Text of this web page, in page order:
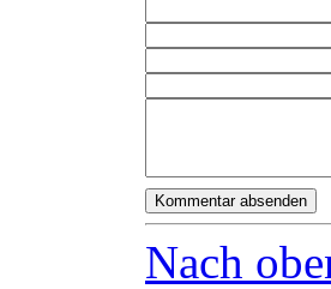
Nach